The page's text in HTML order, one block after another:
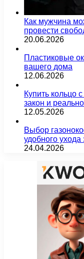
Как мужчина
провести
20.06.2026
Пластиковые
вашего дома
12.06.2026
Купить кольцо
закон и
12.05.2026
Выбор
удобного
24.04.2026